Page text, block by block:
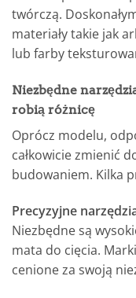
twórczą.
materiały takie jak
lub farby
Niezbędne
robią różnicę
Oprócz modelu,
całkowicie zmienić
budowaniem. Kilka
Precyzyjne
Niezbędne są
mata do cięcia.
cenione za swoją